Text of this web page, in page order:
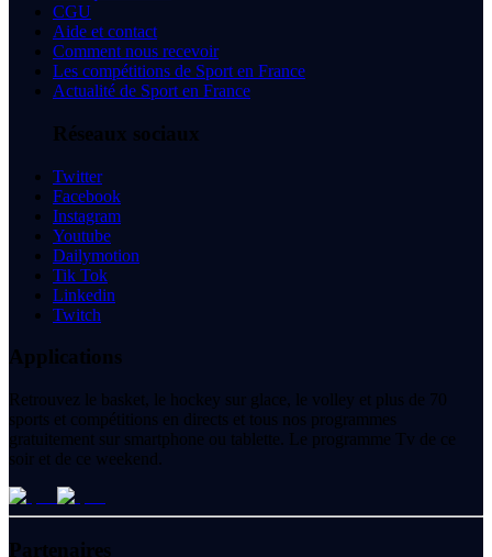
CGU
Aide et contact
Comment nous recevoir
Les compétitions de Sport en France
Actualité de Sport en France
Réseaux sociaux
Twitter
Facebook
Instagram
Youtube
Dailymotion
Tik Tok
Linkedin
Twitch
Applications
Retrouvez le basket, le hockey sur glace, le volley et plus de 70
sports et compétitions en directs et tous nos programmes
gratuitement sur smartphone ou tablette. Le programme Tv de ce
soir et de ce weekend.
Partenaires